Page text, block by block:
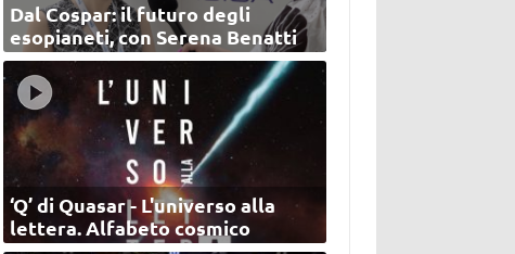
Dal Cospar: il futuro degli
esopianeti, con Serena Benatti
‘Q’ di Quasar - L'universo alla
lettera. Alfabeto cosmico